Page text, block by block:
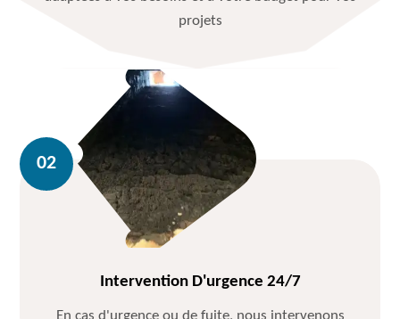
projets
Intervention D'urgence 24/7
En cas d'urgence ou de fuite, nous intervenons